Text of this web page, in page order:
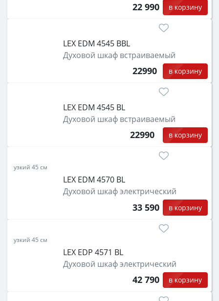
22 990 в корзину
LEX EDM 4545 BBL
Духовой шкаф встраиваемый
22990 в корзину
LEX EDM 4545 BL
Духовой шкаф встраиваемый
22990 в корзину
узкий 45 см
LEX EDM 4570 BL
Духовой шкаф электрический
33 590 в корзину
узкий 45 см
LEX EDP 4571 BL
Духовой шкаф электрический
42 790 в корзину